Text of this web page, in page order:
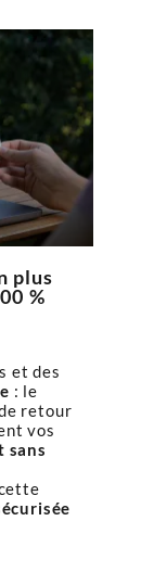
plus
%
et des
: le
retour
vos
sans